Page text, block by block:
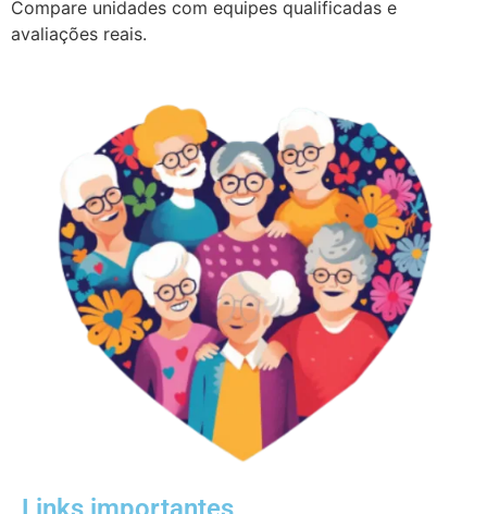
Compare unidades com equipes qualificadas e
avaliações reais.